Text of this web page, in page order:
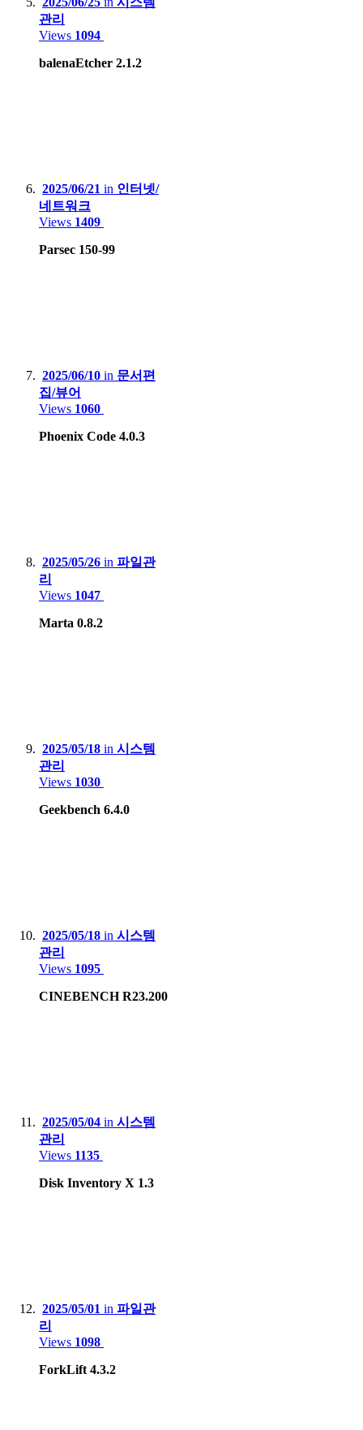
HardKernel Odrid Go Advance Black Edition
Gamepark GP2X-F100
Valve Steam deck LCD
관리
Views 1094
balenaEtcher 2.1.2
2025/06/21 in 인터넷/
네트워크
Views 1409
Parsec 150-99
2025/06/10 in 문서편
집/뷰어
Views 1060
Phoenix Code 4.0.3
2025/05/26 in 파일관
리
Views 1047
Marta 0.8.2
2025/05/18 in 시스템
관리
Views 1030
Geekbench 6.4.0
2025/05/18 in 시스템
관리
Views 1095
CINEBENCH R23.200
2025/05/04 in 시스템
관리
Views 1135
Disk Inventory X 1.3
2025/05/01 in 파일관
리
Views 1098
ForkLift 4.3.2